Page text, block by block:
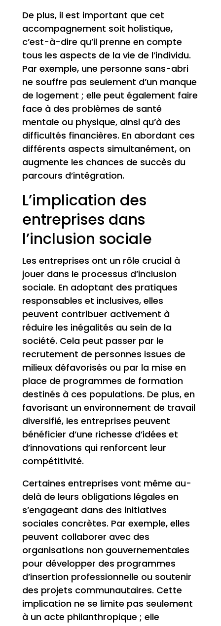
De plus, il est important que cet
accompagnement soit holistique,
c’est-à-dire qu’il prenne en compte
tous les aspects de la vie de l’individu.
Par exemple, une personne sans-abri
ne souffre pas seulement d’un manque
de logement ; elle peut également faire
face à des problèmes de santé
mentale ou physique, ainsi qu’à des
difficultés financières. En abordant ces
différents aspects simultanément, on
augmente les chances de succès du
parcours d’intégration.
L’implication des
entreprises dans
l’inclusion sociale
Les entreprises ont un rôle crucial à
jouer dans le processus d’inclusion
sociale. En adoptant des pratiques
responsables et inclusives, elles
peuvent contribuer activement à
réduire les inégalités au sein de la
société. Cela peut passer par le
recrutement de personnes issues de
milieux défavorisés ou par la mise en
place de programmes de formation
destinés à ces populations. De plus, en
favorisant un environnement de travail
diversifié, les entreprises peuvent
bénéficier d’une richesse d’idées et
d’innovations qui renforcent leur
compétitivité.
Certaines entreprises vont même au-
delà de leurs obligations légales en
s’engageant dans des initiatives
sociales concrètes. Par exemple, elles
peuvent collaborer avec des
organisations non gouvernementales
pour développer des programmes
d’insertion professionnelle ou soutenir
des projets communautaires. Cette
implication ne se limite pas seulement
à un acte philanthropique ; elle